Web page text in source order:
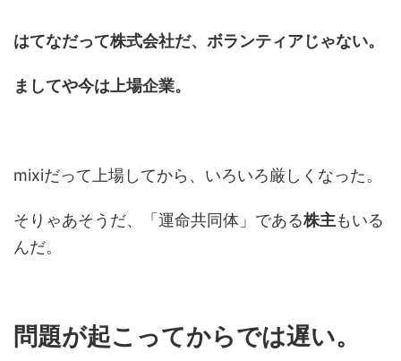
はてなだって株式会社だ、ボランティアじゃない。
ましてや今は上場企業。
mixiだって上場してから、いろいろ厳しくなった。
そりゃあそうだ、「運命共同体」である株主もいる
んだ。
問題が起こってからでは遅い。